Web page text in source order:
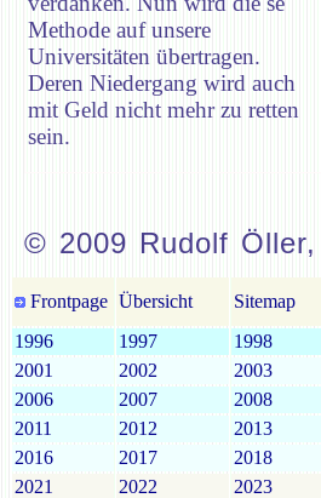
Methode auf unsere
Universitäten übertragen.
Deren Niedergang wird auch
mit Geld nicht mehr zu retten
sein.
© 2009 Rudolf Öller,
Frontpage Übersicht Sitemap
1996
1997 1998
2001
2002 2003
2006
2007 2008
2011
2012 2013
2016
2017 2018
2021
2022 2023